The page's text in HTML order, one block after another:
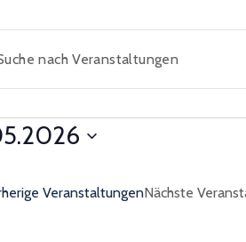
VeranstaltungenNächste